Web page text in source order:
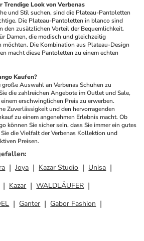
Look von Verbenas
und Stil suchen, sind die Plateau-Pantoletten
Die Plateau-Pantoletten in blanco sind
den zusätzlichen Vorteil der Bequemlichkeit.
Damen, die modisch und gleichzeitig
Die Kombination aus Plateau-Design
macht diese Pantoletten zu einem echten
Kaufen?
Auswahl an Verbenas Schuhen zu
die zahlreichen Angebote im Outlet und Sale,
erschwinglichen Preis zu erwerben.
Zuverlässigkeit und den hervorragenden
zu einem angenehmen Erlebnis macht. Ob
können Sie sicher sein, dass Sie immer ein gutes
die Vielfalt der Verbenas Kollektion und
Preisen.
:
Joya Kazar Studio
Unisa
Kazar
WALDLÄUFER
Ganter
Gabor Fashion